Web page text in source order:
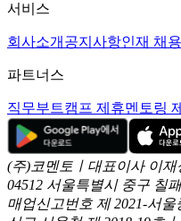
서비스
회사소개 공지사항인재 채용
파트너스
직무부트캠프 제휴멘토링
(주)코멘토ㅣ대표이사 이재
04512 서울특별시 중구 칠
매업신고번호 제 2021-서